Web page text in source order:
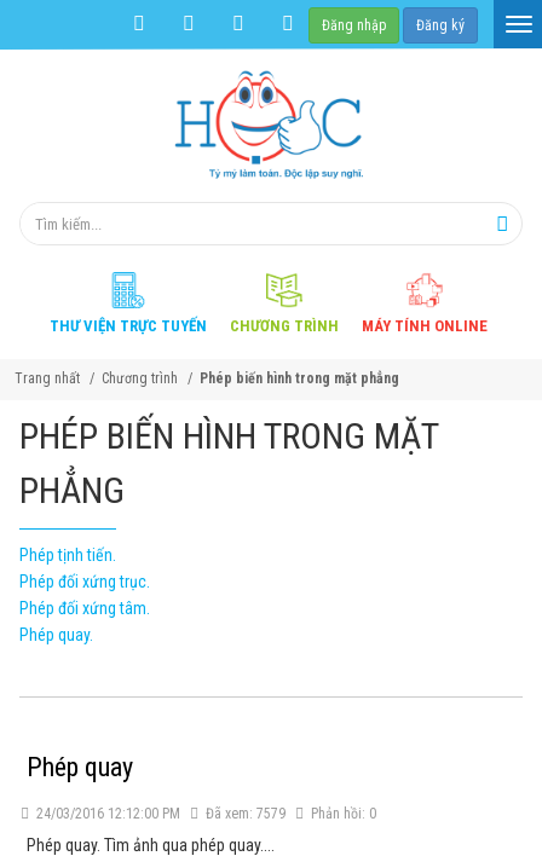
Đăng nhập Đăng ký
THƯ VIỆN TRỰC TUYẾN CHƯƠNG TRÌNH MÁY TÍNH ONLINE
Trang nhất Chương trình Phép biến hình trong mặt phẳng
PHÉP BIẾN HÌNH TRONG MẶT
PHẲNG
Phép tịnh tiến.
Phép đối xứng trục.
Phép đối xứng tâm.
Phép quay.
Phép quay
24/03/2016 12:12:00 PM Đã xem: 7579 Phản hồi: 0
Phép quay. Tìm ảnh qua phép quay....